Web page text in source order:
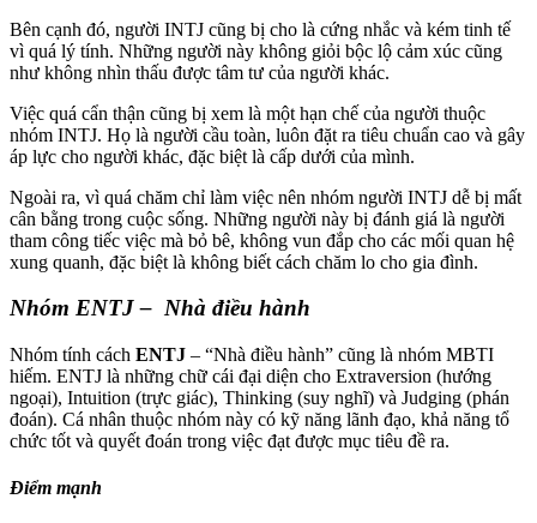
Bên cạnh đó, người INTJ cũng bị cho là cứng nhắc và kém tinh tế
vì quá lý tính. Những người này không giỏi bộc lộ cảm xúc cũng
như không nhìn thấu được tâm tư của người khác.
Việc quá cẩn thận cũng bị xem là một hạn chế của người thuộc
nhóm INTJ. Họ là người cầu toàn, luôn đặt ra tiêu chuẩn cao và gây
áp lực cho người khác, đặc biệt là cấp dưới của mình.
Ngoài ra, vì quá chăm chỉ làm việc nên nhóm người INTJ dễ bị mất
cân bằng trong cuộc sống. Những người này bị đánh giá là người
tham công tiếc việc mà bỏ bê, không vun đắp cho các mối quan hệ
xung quanh, đặc biệt là không biết cách chăm lo cho gia đình.
Nhóm ENTJ – Nhà điều hành
Nhóm tính cách ENTJ – “Nhà điều hành” cũng là nhóm MBTI
hiếm. ENTJ là những chữ cái đại diện cho Extraversion (hướng
ngoại), Intuition (trực giác), Thinking (suy nghĩ) và Judging (phán
đoán). Cá nhân thuộc nhóm này có kỹ năng lãnh đạo, khả năng tổ
chức tốt và quyết đoán trong việc đạt được mục tiêu đề ra.
Điểm mạnh